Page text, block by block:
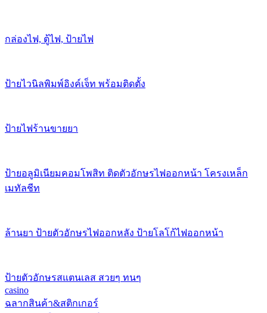
กล่องไฟ, ตู้ไฟ, ป้ายไฟ
ป้ายไวนิลพิมพ์อิงค์เจ็ท พร้อมติดตั้ง
ป้ายไฟร้านขายยา
ป้ายอลูมิเนียมคอมโพสิท ติดตัวอักษรไฟออกหน้า โครงเหล็ก
เมทัลชีท
ล้านยา ป้ายตัวอักษรไฟออกหลัง ป้ายโลโก้ไฟออกหน้า
ป้ายตัวอักษรสแตนเลส สวยๆ ทนๆ
casino
ฉลากสินค้า&สติกเกอร์